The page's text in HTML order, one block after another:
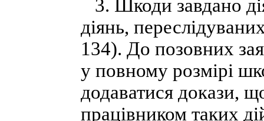
3. Шкоди завдано
діянь,
134). До позовних
у повному розмірі
додаватися докази,
працівником таких